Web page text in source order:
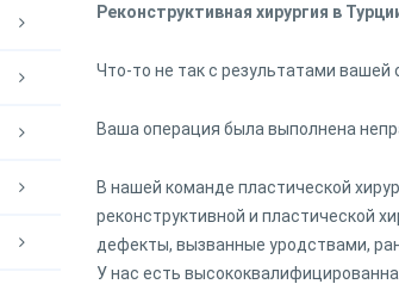
Реконструктивная хирургия в
Что-то не так с результатами вашей
Ваша операция была выполнена
В нашей команде пластической
реконструктивной и пластической
дефекты, вызванные уродствами,
У нас есть